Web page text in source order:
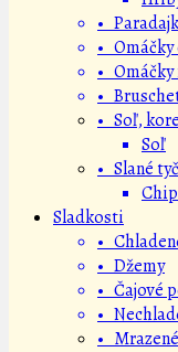
•
• Omáčky
• Omáčky
•
• Soľ,
Soľ
• Slané
Sladkosti
•
• Džemy
• Čajové
•
•